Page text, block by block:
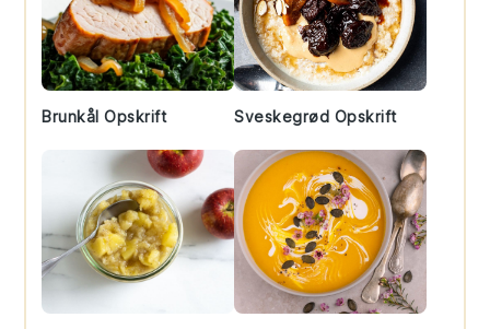
Brunkål Opskrift Sveskegrød Opskrift